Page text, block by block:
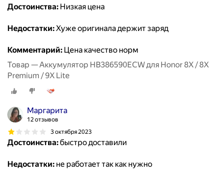
Достоинства: Низкая цена
Недостатки:Хуже оригинала держит заряд
Комментарий: Цена качество норм
Товар — Аккумулятор HB386590ECW для Honor 8X / 8X
Premium / 9X Lite
Маргарита
12 отзывов
3 октября 2023
Достоинства:быстро доставили
Недостатки: не работает так как нужно